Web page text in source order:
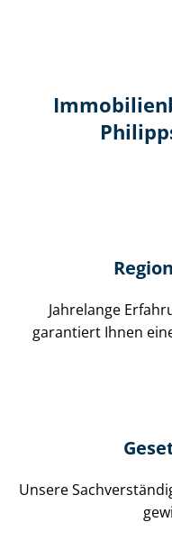
Jahrelange
garantiert Ihnen
Unsere